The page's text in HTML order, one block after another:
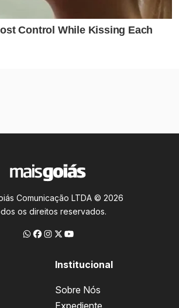
Comunicação LTDA © 2026
os direitos reservados.
Institucional
Sobre Nós